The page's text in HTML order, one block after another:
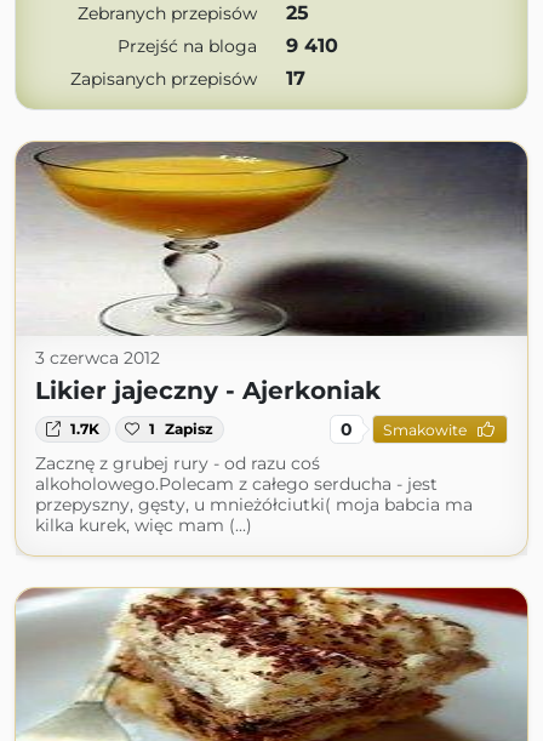
Zebranych przepisów 25
Przejść na bloga 9 410
Zapisanych przepisów 17
3 czerwca 2012
Likier jajeczny - Ajerkoniak
1.7K 1 Zapisz 0 Smakowite
Zacznę z grubej rury - od razu coś
alkoholowego.Polecam z całego serducha - jest
przepyszny, gęsty, u mnieżółciutki( moja babcia ma
kilka kurek, więc mam (...)